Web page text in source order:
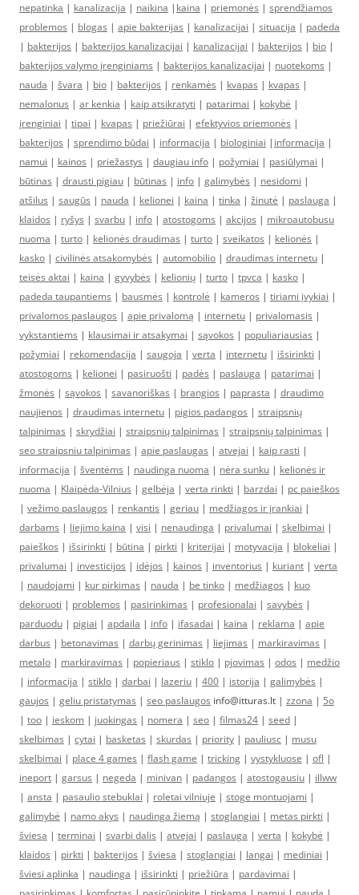
nepatinka | kanalizacija | naikina | kaina | priemonės | sprendžiamos
problemos | blogas | apie bakterijas | kanalizacijai | situacija | padeda
| bakterijos | bakterijos kanalizacijai | kanalizacijai | bakterijos | bio |
bakterijos valymo įrenginiams | bakterijos kanalizacijai | nuotekoms |
nauda | švara | bio | bakterijos | renkamės | kvapas | kvapas |
nemalonus | ar kenkia | kaip atsikratyti | patarimai | kokybė |
įrenginiai | tipai | kvapas | priežiūrai | efektyvios priemonės |
bakterijos | sprendimo būdai | informacija | biologiniai | informacija |
namui | kainos | priežastys | daugiau info | požymiai | pasiūlymai |
būtinas | drausti pigiau | būtinas | info | galimybės | nesidomi |
atšilus | saugūs | nauda | kelionei | kaina | tinka | žinutė | paslauga |
klaidos | ryšys | svarbu | info | atostogoms | akcijos | mikroautobusu
nuoma | turto | kelionės draudimas | turto | sveikatos | kelionės |
kasko | civilinės atsakomybės | automobilio | draudimas internetu |
teisės aktai | kaina | gyvybės | kelionių | turto | tpvca | kasko |
padeda taupantiems | bausmės | kontrolė | kameros | tiriami įvykiai |
privalomos paslaugos | apie privalomą | internetu | privalomasis |
vykstantiems | klausimai ir atsakymai | sąvokos | populiariausias |
požymiai | rekomendacija | saugoja | verta | internetu | išsirinkti |
atostogoms | kelionei | pasiruošti | padės | paslauga | patarimai |
žmonės | sąvokos | savanoriškas | brangios | paprasta | draudimo
naujienos | draudimas internetu | pigios padangos | straipsnių
talpinimas | skrydžiai | straipsnių talpinimas | straipsnių talpinimas |
seo straipsniu talpinimas | apie paslaugas | atvejai | kaip rasti |
informacija | šventėms | naudinga nuoma | nėra sunku | kelionės ir
nuoma | Klaipėda-Vilnius | gelbėja | verta rinkti | barzdai | pc paieškos
| vežimo paslaugos | renkantis | geriau | medžiagos ir įrankiai |
darbams | liejimo kaina | visi | nenaudinga | privalumai | skelbimai |
paieškos | išsirinkti | būtina | pirkti | kriterijai | motyvacija | blokeliai |
privalumai | investicijos | idėjos | kainos | inventorius | kuriant | verta
| naudojami | kur pirkimas | nauda | be tinko | medžiagos | kuo
dekoruoti | problemos | pasirinkimas | profesionalai | savybės |
parduodu | pigiai | apdaila | info | ifasadai | kaina | reklama | apie
darbus | betonavimas | darbų gerinimas | liejimas | markiravimas |
metalo | markiravimas | popieriaus | stiklo | pjovimas | odos | medžio
| informacija | stiklo | darbai | lazeriu | 400 | istorija | galimybės |
gaujos | geliu pristatymas | seo paslaugos info@itturas.lt | zzona | 5o
| too | ieskom | juokingas | nomera | seo | filmas24 | seed |
skelbimas | cytai | basketas | skurdas | priority | pauliusc | musu
skelbimai | place 4 games | flash game | tricking | vystykluose | ofl |
ineport | garsus | negeda | minivan | padangos | atostogausiu | illww
| ansta | pasaulio stebuklai | roletai vilniuje | stoge montuojami |
galimybė | namo akys | naudinga žiemą | stoglangiai | metas pirkti |
šviesa | terminai | svarbi dalis | atvejai | paslauga | verta | kokybė |
klaidos | pirkti | bakterijos | šviesa | stoglangiai | langai | mediniai |
šviesi aplinka | naudinga | išsirinkti | priežiūra | pardavimai |